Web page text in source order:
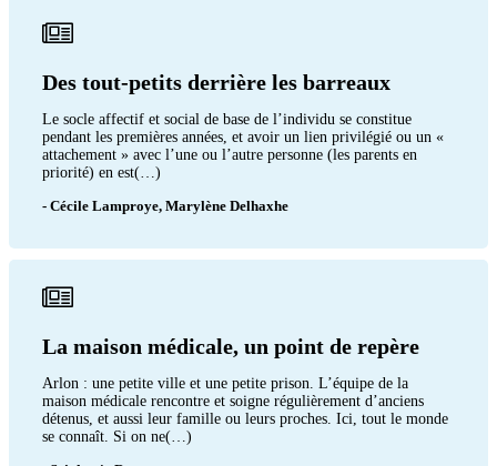
Des tout-petits derrière les barreaux
Le socle affectif et social de base de l’individu se constitue
pendant les premières années, et avoir un lien privilégié ou un «
attachement » avec l’une ou l’autre personne (les parents en
priorité) en est(…)
- Cécile Lamproye, Marylène Delhaxhe
La maison médicale, un point de repère
Arlon : une petite ville et une petite prison. L’équipe de la
maison médicale rencontre et soigne régulièrement d’anciens
détenus, et aussi leur famille ou leurs proches. Ici, tout le monde
se connaît. Si on ne(…)